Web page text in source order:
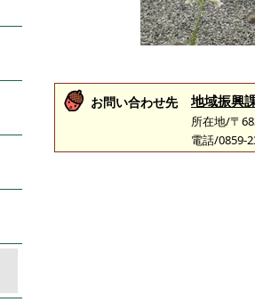
お問い合わせ先 地域振興
所在地/〒
電話/0859-